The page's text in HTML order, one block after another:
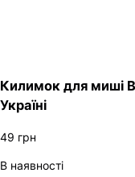
Килимок для миші
Україні
49 грн
В наявності